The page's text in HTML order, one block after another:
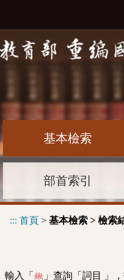
基本檢索
部首索引
::: 首頁 > 基本檢索 > 檢索
輸入「 鍬 」查詢「詞目 」